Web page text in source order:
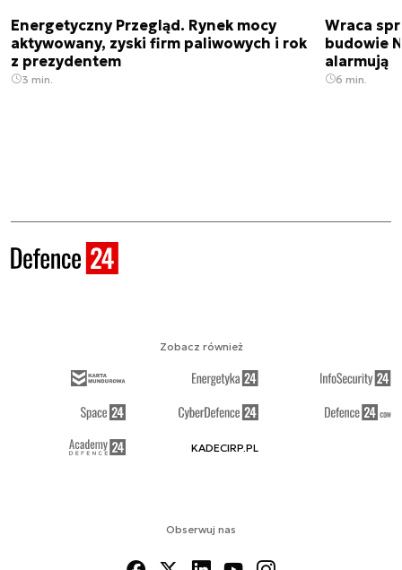
Energetyczny Przegląd. Rynek mocy
aktywowany, zyski firm paliwowych i rok
z prezydentem
3 min.
Wraca
budowie
alarmują
6 min.
Obserwuj nas
Zobacz również
KADECIRP.PL